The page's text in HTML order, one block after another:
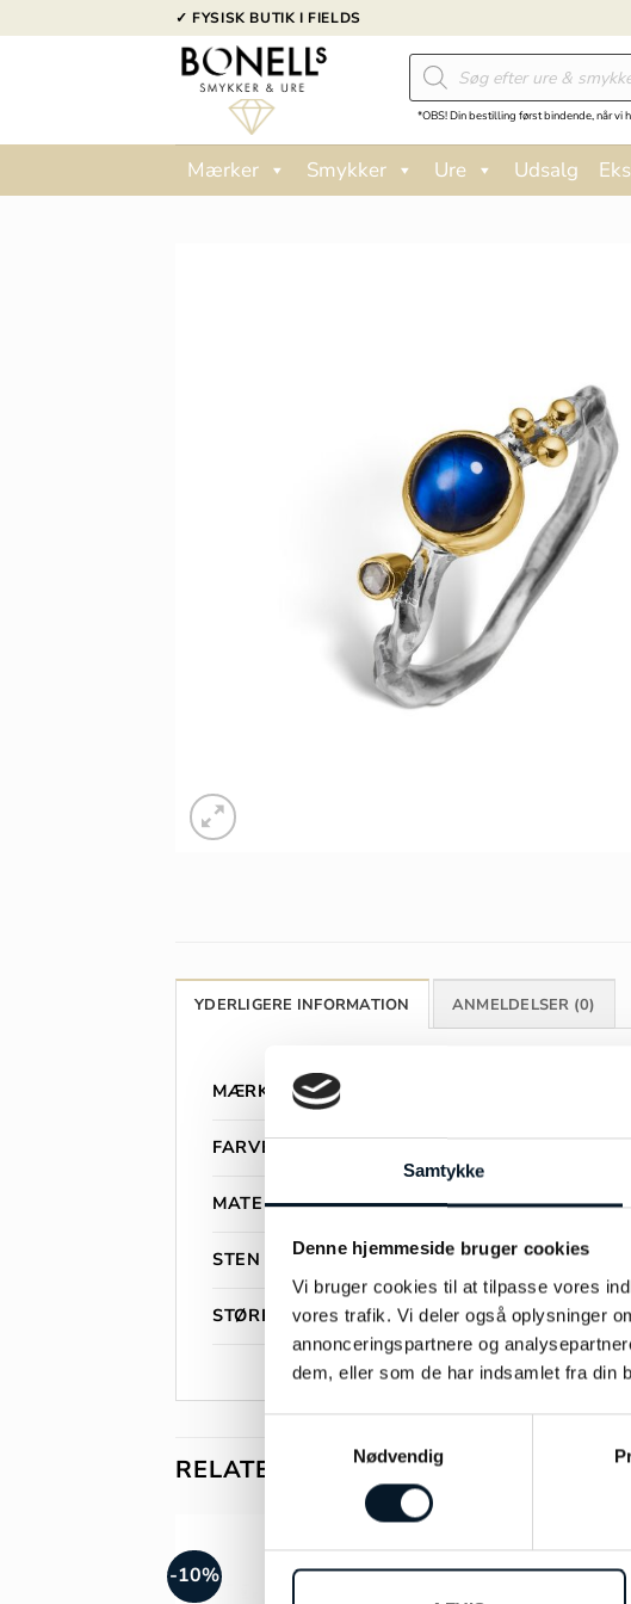
Samtykke
Denne hjemmeside bruger cookies
Vi bruger cookies til at tilpasse vores
vores trafik. Vi deler også oplysninger
annonceringspartnere og
dem, eller som de har indsamlet fra din
Nødvendig
til
✓ FYSISK BUTIK I FIELDS
Products
search
*OBS! Din bestilling først bindende, når vi
Mærker Smykker Ure Udsalg
YDERLIGERE INFORMATION ANMELDELSER (0)
MÆRKE
FARVE
MATERIALE
STEN
STØRRELSE
RELATEREDE VARER
-10% -45%